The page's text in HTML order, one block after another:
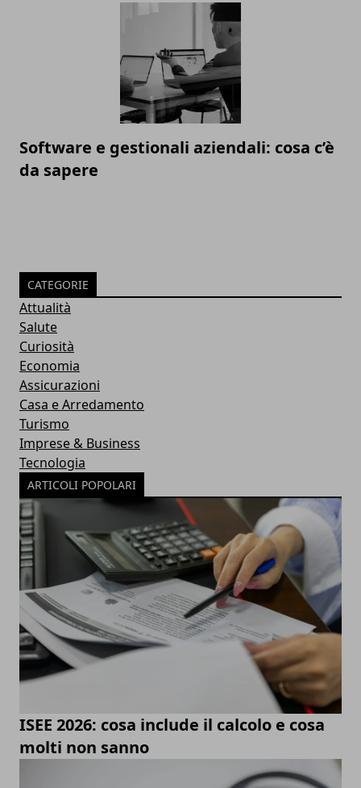
Software e gestionali aziendali: cosa c’è
da sapere
CATEGORIE
Attualità
Salute
Curiosità
Economia
Assicurazioni
Casa e Arredamento
Turismo
Imprese & Business
Tecnologia
ARTICOLI POPOLARI
ISEE 2026: cosa include il calcolo e cosa
molti non sanno